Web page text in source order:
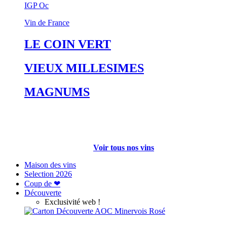
IGP Oc
Vin de France
LE COIN VERT
VIEUX MILLESIMES
MAGNUMS
Voir tous nos vins
Maison des vins
Selection 2026
Coup de ❤
Découverte
Exclusivité web !